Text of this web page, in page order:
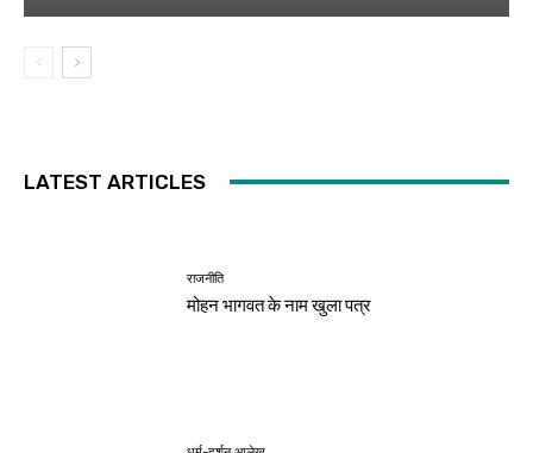
LATEST ARTICLES
राजनीति
मोहन भागवत के नाम खुला पत्र